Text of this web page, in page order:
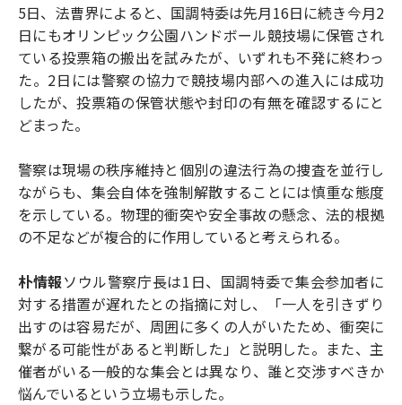
5日、法曹界によると、国調特委は先月16日に続き今月2
日にもオリンピック公園ハンドボール競技場に保管され
ている投票箱の搬出を試みたが、いずれも不発に終わっ
た。2日には警察の協力で競技場内部への進入には成功
したが、投票箱の保管状態や封印の有無を確認するにと
どまった。
警察は現場の秩序維持と個別の違法行為の捜査を並行し
ながらも、集会自体を強制解散することには慎重な態度
を示している。物理的衝突や安全事故の懸念、法的根拠
の不足などが複合的に作用していると考えられる。
朴情報ソウル警察庁長は1日、国調特委で集会参加者に
対する措置が遅れたとの指摘に対し、「一人を引きずり
出すのは容易だが、周囲に多くの人がいたため、衝突に
繋がる可能性があると判断した」と説明した。また、主
催者がいる一般的な集会とは異なり、誰と交渉すべきか
悩んでいるという立場も示した。